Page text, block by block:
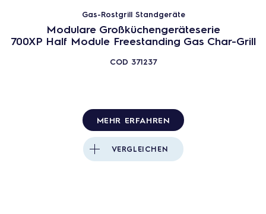
Gas-Rostgrill Standgeräte
Modulare Großküchengeräteserie
700XP Half Module Freestanding Gas Char-Grill
COD 371237
MEHR ERFAHREN
VERGLEICHEN